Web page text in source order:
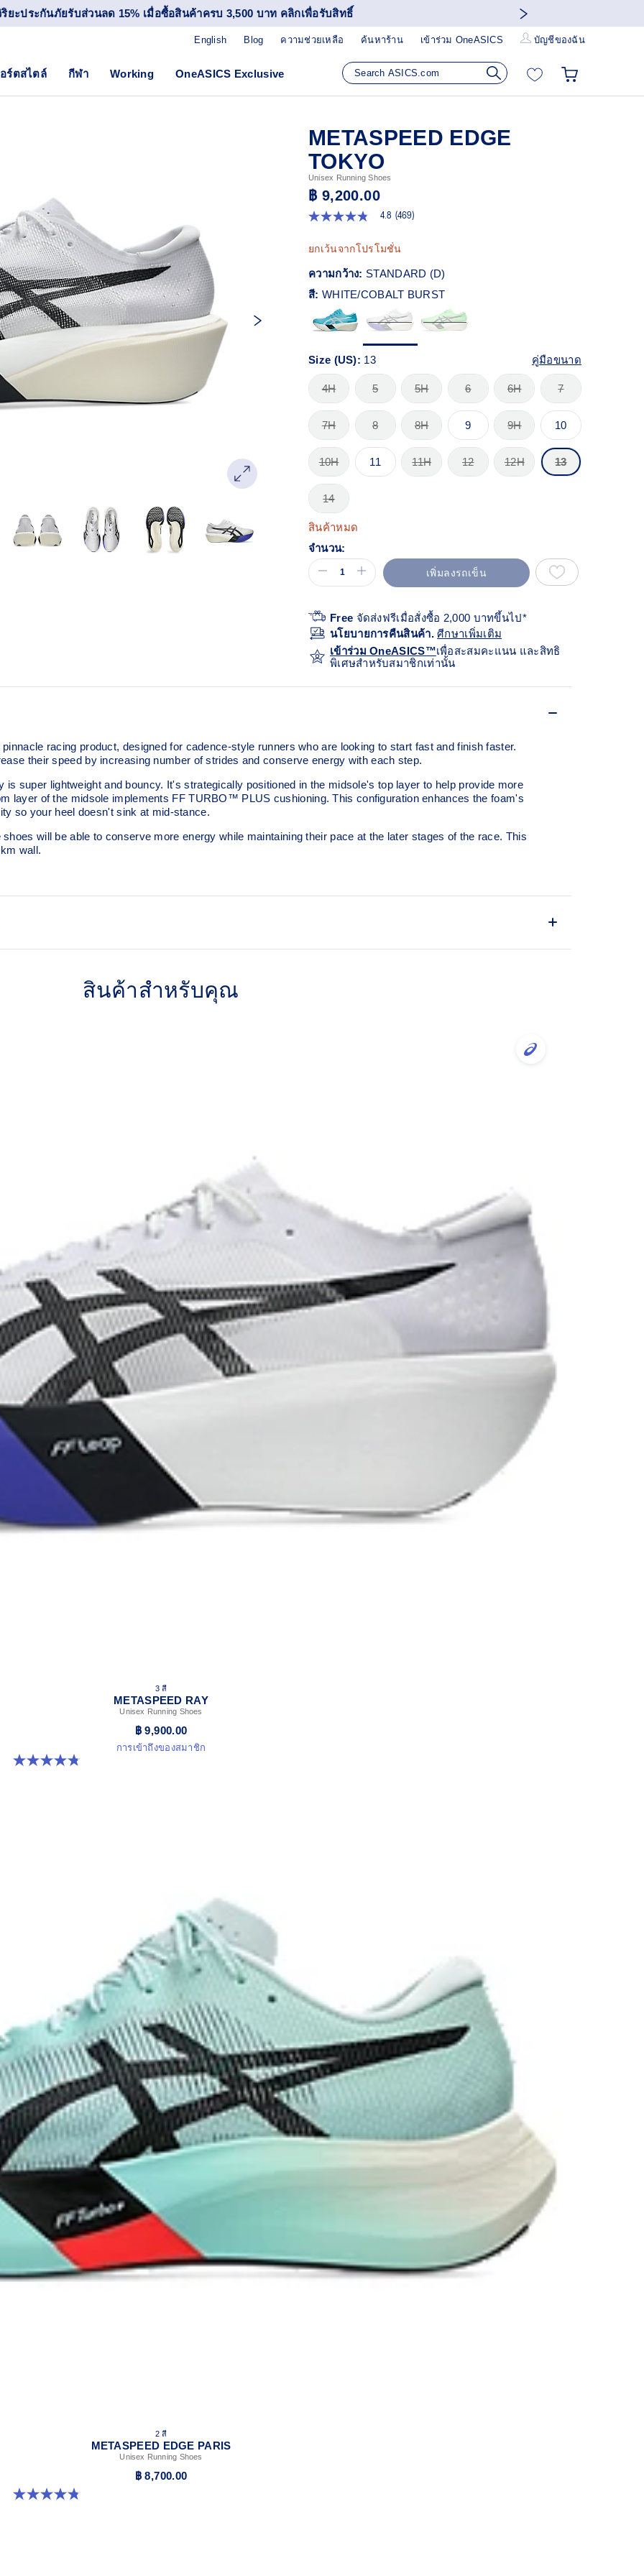
ยะประกันภัยรับส่วนลด 15% เมื่อซื้อสินค้าครบ 3,500 บาท คลิกเพื่อรับสิทธิ์
Blog ความช่วยเหลือ ค้นหาร้าน เข้าร่วม OneASICS บัญชีของฉัน
English
ร์ตสไตล์ กีฬา Working OneASICS Exclusive
METASPEED EDGE
TOKYO
Unisex Running Shoes
฿ 9,200.00
4.8
5
ดาว
คะแนน
เฉลี่ย
Read
Reviews.
เดียวกัน
4.8 (469)
ยกเว้นจากโปรโมชั่น
ความกว้าง: STANDARD (D)
สี: WHITE/COBALT BURST
Size (US): 13 คู่มือขนาด
4H 5 5H 6 6H 7
7H 8 8H 9 9H 10
10H 11 11H 12 12H 13
14
สินค้าหมด
จำนวน:
เพิ่มลงรถเข็น
Free จัดส่งฟรีเมื่อสั่งซื้อ 2,000 บาทขึ้นไป*
นโยบายการคืนสินค้า.ศีกษาเพิ่มเติม
เข้าร่วม OneASICS™เพื่อสะสมคะแนน และสิทธิ
พิเศษสำหรับสมาชิกเท่านั้น
racing product, designed for cadence-style runners who are looking to start fast and finish faster.
their speed by increasing number of strides and conserve energy with each step.
super lightweight and bouncy. It's strategically positioned in the midsole's top layer to help provide more
layer of the midsole implements FF TURBO™ PLUS cushioning. This configuration enhances the foam's
so your heel doesn't sink at mid-stance.
will be able to conserve more energy while maintaining their pace at the later stages of the race.​ This
wall.
provide a higher energy return and better cushioning under the forefoot area.
than FF TURBO™
energy return and
สินค้าสำหรับคุณ
3 สี
METASPEED RAY
Unisex Running Shoes
฿ 9,900.00
การเข้าถึงของสมาชิก
4.8 จาก 5 ดาว 186 รีวิว
2 สี
METASPEED EDGE PARIS
Unisex Running Shoes
฿ 8,700.00
4.8 จาก 5 ดาว 787 รีวิว